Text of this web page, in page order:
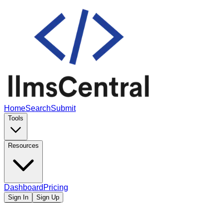
HomeSearchSubmit
Tools
Resources
Dashboard Pricing
Sign In
Sign Up